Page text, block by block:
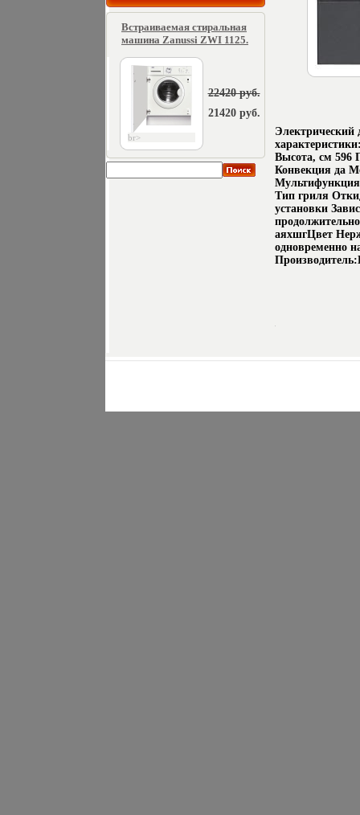
Встраиваемая стиральная
машина Zanussi ZWI 1125.
br>
22420 руб.
21420 руб.
Высота, см 596
Конвекция да
Мультифункция
Тип гриля
установки
аяхшгЦвет
одновременно